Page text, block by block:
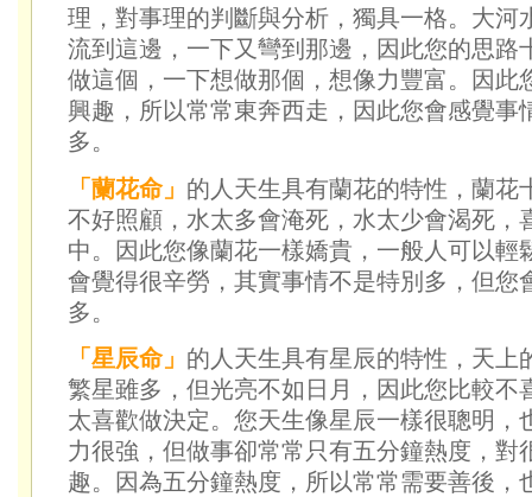
理，對事理的判斷與分析，獨具一格。大河
流到這邊，一下又彎到那邊，因此您的思路
做這個，一下想做那個，想像力豐富。因此
興趣，所以常常東奔西走，因此您會感覺事
多。
「蘭花命」 的人天生具有蘭花的特性，蘭花
不好照顧，水太多會淹死，水太少會渴死，
中。因此您像蘭花一樣嬌貴，一般人可以輕
會覺得很辛勞，其實事情不是特別多，但您
多。
「星辰命」 的人天生具有星辰的特性，天上
繁星雖多，但光亮不如日月，因此您比較不
太喜歡做決定。您天生像星辰一樣很聰明，
力很強，但做事卻常常只有五分鐘熱度，對
趣。因為五分鐘熱度，所以常常需要善後，